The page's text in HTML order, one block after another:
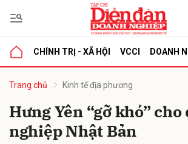
CHÍNH TRỊ - XÃ HỘI VCCI DOANH
Trang chủ Kinh tế địa phương
Hưng Yên “gỡ khó”
nghiệp Nhật Bản
luận